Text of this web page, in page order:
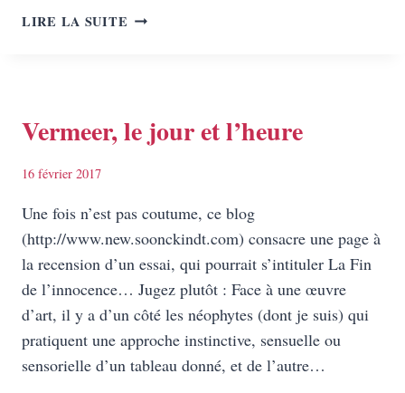
LIRE LA SUITE UN
Vermeer, le jour et l’heure
16 février 2017
Une fois n’est pas coutume, ce blog
(http://www.new.soonckindt.com) consacre une page à
la recension d’un essai, qui pourrait s’intituler La Fin
de l’innocence… Jugez plutôt : Face à une œuvre
d’art, il y a d’un côté les néophytes (dont je suis) qui
pratiquent une approche instinctive, sensuelle ou
sensorielle d’un tableau donné, et de l’autre…